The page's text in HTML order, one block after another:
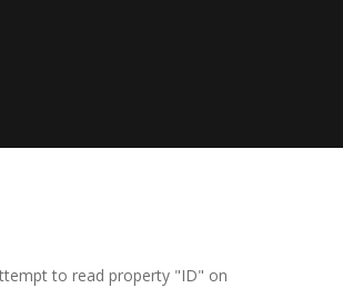
to read property "ID" on